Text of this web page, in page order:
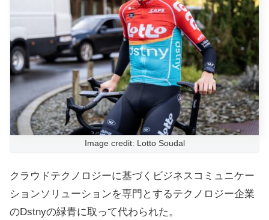
Image credit: Lotto Soudal
クラウドテクノロジーに基づくビジネスコミュニケー
ションソリューションを専門とするテクノロジー企業
のDstnyの緑青に取って代わられた。